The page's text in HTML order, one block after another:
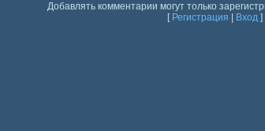
Добавлять комментарии могут только
[ Регистрация Вход ]